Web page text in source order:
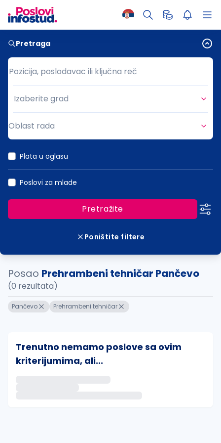
Pretraga
Pozicija, poslodavac ili ključna reč
Pozicija, poslodavac ili ključna reč
Grad
Izaberite grad
Oblast rada
Plata u oglasu
Poslovi za mlade
Pretražite
Poništite filtere
Posao Prehrambeni tehničar Pančevo
(0 rezultata)
Pančevo Prehrambeni tehničar
Trenutno nemamo poslove sa ovim
kriterijumima, ali...